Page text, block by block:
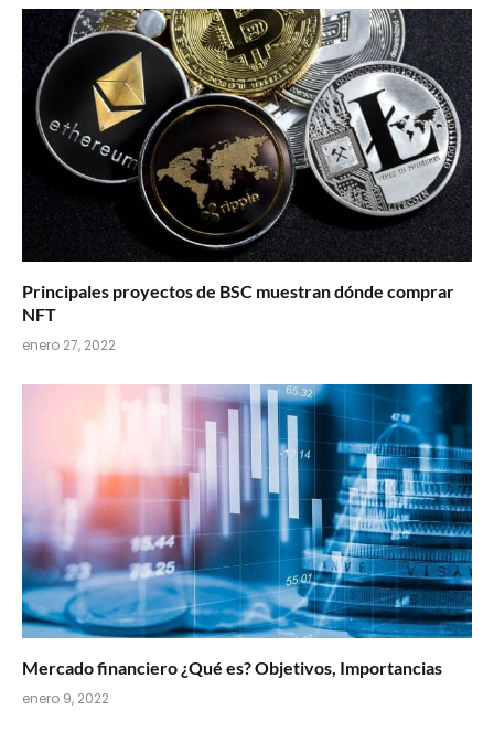
Principales proyectos de BSC muestran dónde comprar
NFT
enero 27, 2022
Mercado financiero ¿Qué es? Objetivos, Importancias
enero 9, 2022